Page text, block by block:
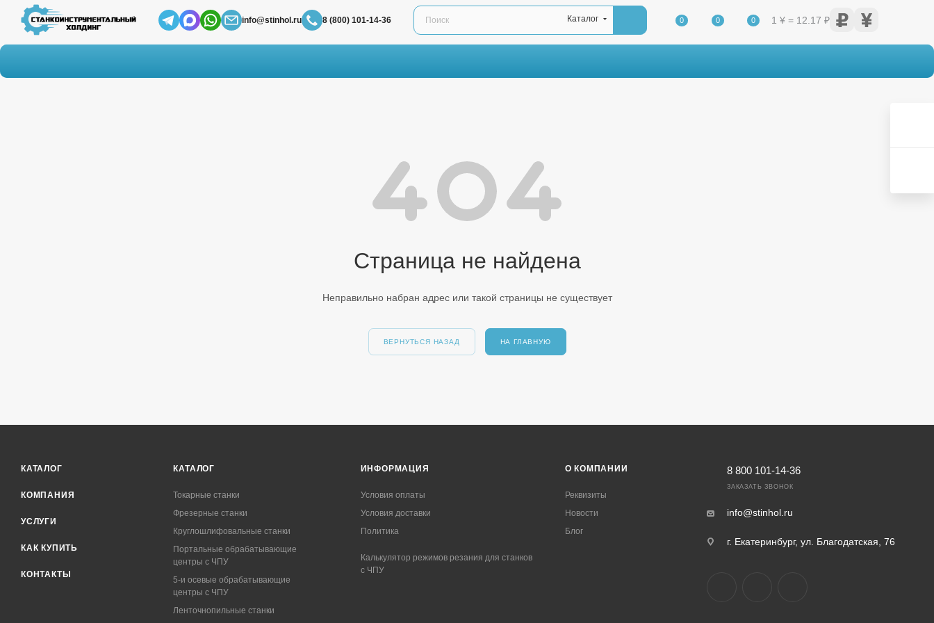
info@stinhol.ru 8 (800) 101-14-36 Каталог 0 0 0 1 ¥ = 12.17 ₽
Страница не найдена
Неправильно набран адрес или такой страницы не существует
ВЕРНУТЬСЯ НАЗАД НА ГЛАВНУЮ
КАТАЛОГ
КОМПАНИЯ
УСЛУГИ
КАК КУПИТЬ
КОНТАКТЫ
КАТАЛОГ
Токарные станки
Фрезерные станки
Круглошлифовальные станки
Портальные обрабатывающие
центры с ЧПУ
5-и осевые обрабатывающие
центры с ЧПУ
Ленточнопильные станки
ИНФОРМАЦИЯ
Условия оплаты
Условия доставки
Политика
Калькулятор режимов резания для станков
с ЧПУ
О КОМПАНИИ
Реквизиты
Новости
Блог
8 800 101-14-36
ЗАКАЗАТЬ ЗВОНОК
info@stinhol.ru
г. Екатеринбург, ул. Благодатская, 76